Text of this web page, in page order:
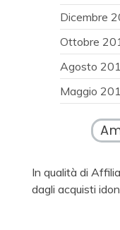
Dicembre
Ottobre
Agosto
Maggio
In qualità di
dagli acquisti